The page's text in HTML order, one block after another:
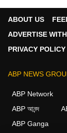
ABOUT US
ADVERTISE
PRIVACY POLICY
ABP NEWS
ABP Network
ABP আনন্দ
ABP Ganga